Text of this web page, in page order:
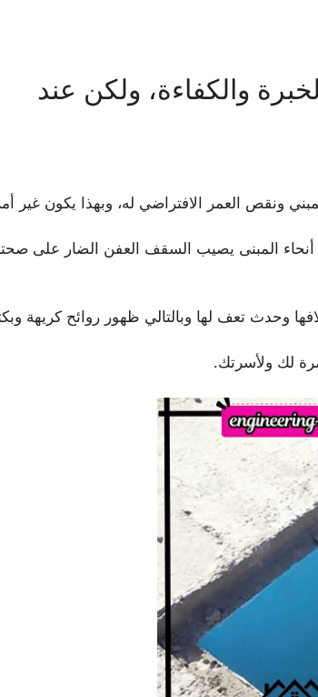
والكفاءة، ولكن عند
ونقص العمر الافتراضي له، وبهذا يكون غير
أنحاء المبنى يصيب السقف العفن الضار على
تعف لها وبالتالي ظهور روائح كريهة
لك ولأسرتك.